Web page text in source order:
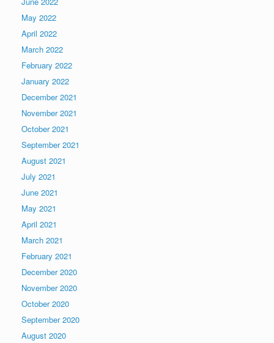
May 2022
April 2022
March 2022
February 2022
January 2022
December 2021
November 2021
October 2021
September 2021
August 2021
July 2021
June 2021
May 2021
April 2021
March 2021
February 2021
December 2020
November 2020
October 2020
September 2020
August 2020